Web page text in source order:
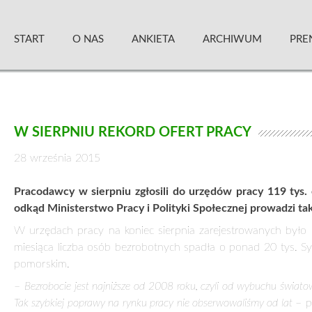
content
START O NAS ANKIETA ARCHIWUM
W SIERPNIU REKORD OFERT PRACY
28 września 2015
Pracodawcy w sierpniu zgłosili do urzędów pracy 119
odkąd Ministerstwo Pracy i Polityki Społecznej prowadzi
W urzędach pracy na koniec sierpnia zarejestrowanych
miesiąca liczba osób bezrobotnych spadła o ponad 20 tys.
pomorskim.
– Bezrobocie jest najniższe od 2008 roku, czyli od wybuchu
Tak szybkiej poprawy na rynku pracy nie obserwowaliśmy od lat –